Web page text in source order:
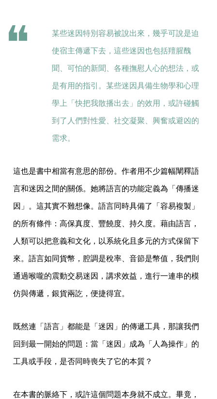
某些迷因特別容易被說出來，幾乎可說是迫
使宿主傳遞下去，這些迷因也包括羶腥醜
聞、可怕的新聞、各種撫慰人心的想法，或
是有用的指引。某些迷因具備生物學和心理
學上「快把我散播出去」的效用，或許碰觸
到了人們對性愛、社交凝聚、興奮或避凶的
需求。
這也是書中相當有意思的部份。作者用不少篇幅闡釋語
言和迷因之間的關係。她將語言的功能定義為「傳播迷
因」。這其實不難想像。語言同時具備了「容易複製」
的所有條件：高保真度、豐饒度、持久度。藉由語言，
人類可以把意義和文化，以系統化且多元的方式保留下
來。語言如同貨幣，腔調是稅率、音節是幣值，我們則
通過喉嚨的震動交易迷因，講求效益，進行一連串的模
仿與傳遞，銀貨兩訖，便捷得宜。
既然連「語言」都能是「迷因」的傳遞工具，那讓我們
回到最一開始的問題：當「迷因」成為「人為操作」的
工具或手段，是否同時喪失了它的本質？
在本書的脈絡下，或許這個問題本身就不成立。畢竟，